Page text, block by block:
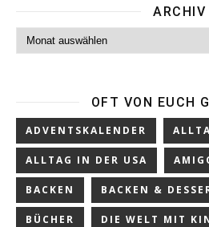
ARCHIV
Archiv
OFT VON EUCH
ADVENTSKALENDER
ALLTAG IN DER USA
BACKEN BACKEN &
BÜCHER DIE WELT MIT